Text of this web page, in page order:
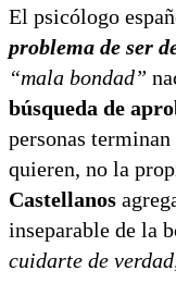
El psicólogo
problema de ser
“mala bondad”
búsqueda de
personas
quieren, no la
Castellanos
inseparable de la
cuidarte de